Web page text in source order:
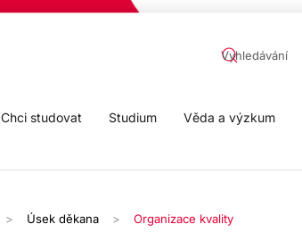
Chci studovat Studium Věda a výzkum
Úsek děkana Organizace kvality